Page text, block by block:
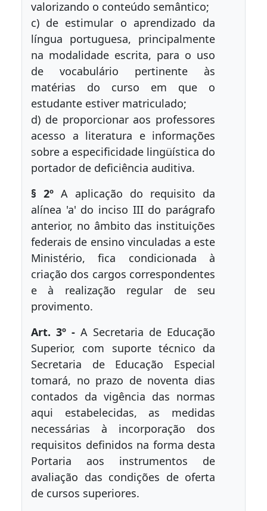
valorizando o conteúdo semântico;
c) de estimular o aprendizado da
língua portuguesa, principalmente
na modalidade escrita, para o uso
de vocabulário pertinente às
matérias do curso em que o
estudante estiver matriculado;
d) de proporcionar aos professores
acesso a literatura e informações
sobre a especificidade lingüística do
portador de deficiência auditiva.
§ 2º A aplicação do requisito da
alínea 'a' do inciso III do parágrafo
anterior, no âmbito das instituições
federais de ensino vinculadas a este
Ministério, fica condicionada à
criação dos cargos correspondentes
e à realização regular de seu
provimento.
Art. 3º - A Secretaria de Educação
Superior, com suporte técnico da
Secretaria de Educação Especial
tomará, no prazo de noventa dias
contados da vigência das normas
aqui estabelecidas, as medidas
necessárias à incorporação dos
requisitos definidos na forma desta
Portaria aos instrumentos de
avaliação das condições de oferta
de cursos superiores.